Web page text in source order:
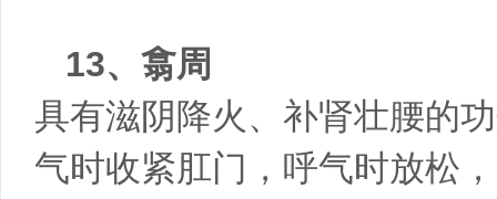
13、翕周
具有滋阴降火、补肾壮腰的
气时收紧肛门，呼气时放松